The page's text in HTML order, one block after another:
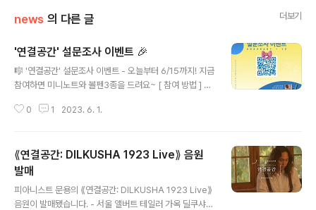
news 의 다른 글 더보기
'연결공간' 설문조사 이벤트 🎉
🎼 '연결공간' 설문조사 이벤트 - 오늘부터 6/15까지! 지금
참여하면 미니노트와 볼펜3종을 드려요~ [ 참여 방법 ] 포
s://forms.gle/5vAJW9mCst9SAH9F7 #피아니스트
0 1 2023. 6. 1.
⟪연결공간: DILKUSHA 1923 Live⟫ 음원
발매
피아니스트 문용의 ⟪연결공간: DILKUSHA 1923 Live⟫
음원이 발매됐습니다. - 서울 앨버트 테일러 가옥 딜쿠샤